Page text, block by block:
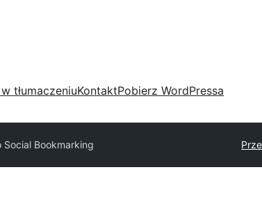
tłumaczeniuKontaktPobierz WordPressa
Social Bookmarking